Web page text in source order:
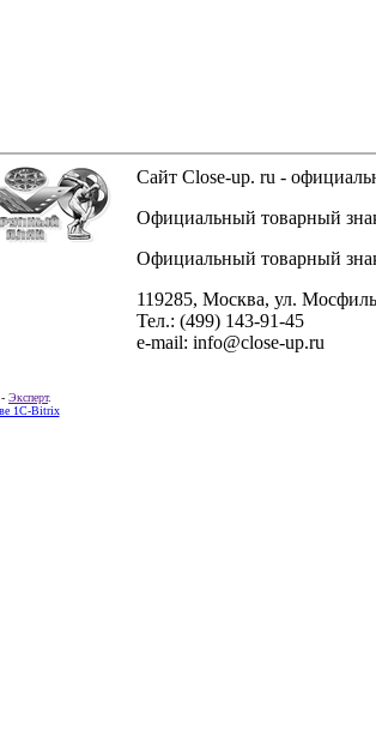
Сайт Close-up. ru -
Официальный товарный
Официальный товарный
119285, Москва, ул.
Тел.: (499) 143-91-45
e-mail: info@close-up.ru
Эксперт.
1C-Bitrix